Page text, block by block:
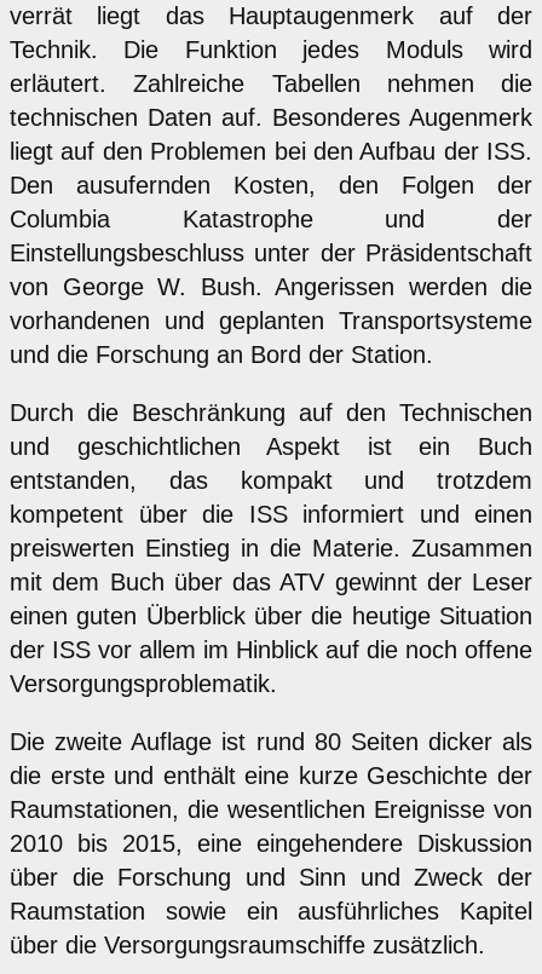
verrät liegt das Hauptaugenmerk auf der
Technik. Die Funktion jedes Moduls wird
erläutert. Zahlreiche Tabellen nehmen die
technischen Daten auf. Besonderes Augenmerk
liegt auf den Problemen bei den Aufbau der ISS.
Den ausufernden Kosten, den Folgen der
Columbia Katastrophe und der
Einstellungsbeschluss unter der Präsidentschaft
von George W. Bush. Angerissen werden die
vorhandenen und geplanten Transportsysteme
und die Forschung an Bord der Station.
Durch die Beschränkung auf den Technischen
und geschichtlichen Aspekt ist ein Buch
entstanden, das kompakt und trotzdem
kompetent über die ISS informiert und einen
preiswerten Einstieg in die Materie. Zusammen
mit dem Buch über das ATV gewinnt der Leser
einen guten Überblick über die heutige Situation
der ISS vor allem im Hinblick auf die noch offene
Versorgungsproblematik.
Die zweite Auflage ist rund 80 Seiten dicker als
die erste und enthält eine kurze Geschichte der
Raumstationen, die wesentlichen Ereignisse von
2010 bis 2015, eine eingehendere Diskussion
über die Forschung und Sinn und Zweck der
Raumstation sowie ein ausführliches Kapitel
über die Versorgungsraumschiffe zusätzlich.